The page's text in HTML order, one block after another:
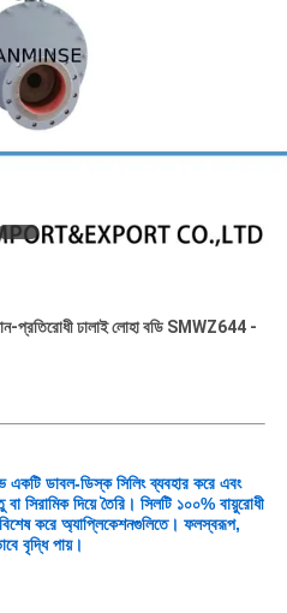
প্রতিরোধী ঢালাই লোহা বডি SMWZ644 -
ডাবল-ডিস্ক সিলিং ব্যবহার করে এবং
বা সিরামিক দিয়ে তৈরি। সিলটি ১০০% বায়ুরোধী
বিশেষ করে অ্যাপ্লিকেশনগুলিতে। ফলস্বরূপ,
বৃদ্ধি পায়।